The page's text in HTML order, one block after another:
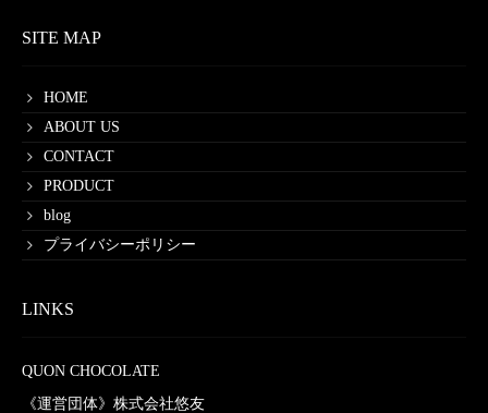
SITE MAP
HOME
ABOUT US
CONTACT
PRODUCT
blog
プライバシーポリシー
LINKS
QUON CHOCOLATE
《運営団体》株式会社悠友